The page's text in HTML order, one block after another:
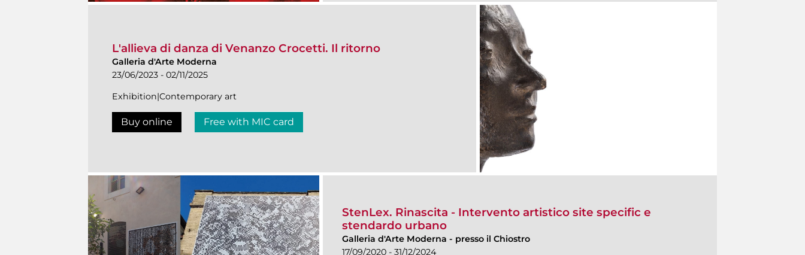
L'allieva di danza di Venanzo Crocetti. Il ritorno
Galleria d'Arte Moderna
23/06/2023 - 02/11/2025
Exhibition|Contemporary art
Buy online Free with MIC card
StenLex. Rinascita - Intervento artistico site specific e
stendardo urbano
Galleria d'Arte Moderna - presso il Chiostro
17/09/2020 - 31/12/2024